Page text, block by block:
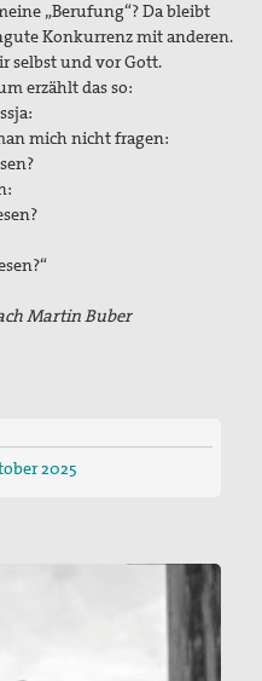
„Berufung“? Da bleibt
Konkurrenz mit anderen.
selbst und vor Gott.
erzählt das so:
mich nicht fragen:
Martin Buber
2025